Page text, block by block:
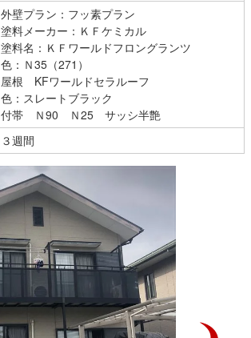
外壁プラン：フッ素プラン
塗料メーカー：ＫＦケミカル
塗料名：ＫＦワールドフロングランツ
色：Ｎ35（271）
屋根 KFワールドセラルーフ
色：スレートブラック
付帯 Ｎ90 Ｎ25 サッシ半艶
３週間